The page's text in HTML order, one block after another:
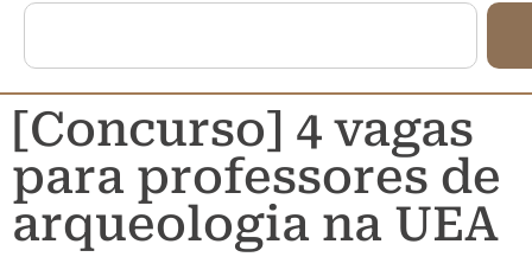
[Concurso] 4 vagas
para professores de
arqueologia na UEA